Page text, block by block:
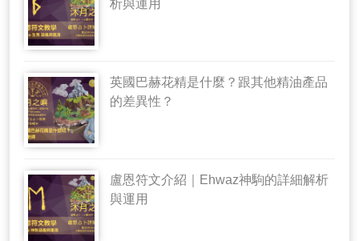
析與運用
英國巴赫花精是什麼？跟其他精油產品
的差異性？
盧恩符文介紹｜Ehwaz神駒的詳細解析
與運用